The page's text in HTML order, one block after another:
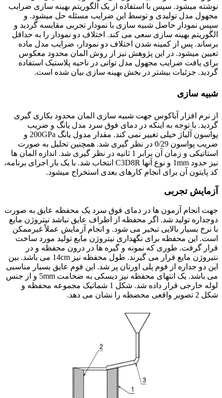
نوشته میشود. سپس با استفاده از یک الگوریتم بهینه سازی ضرایب
مجهول مدل تولیدی و توسط این ضرایب مسئله حل میشود. و
سپس نمودار حاصل شبیه سازی با نمودار تجربی مقایسه گردید و
الگوریتم بهینه سازی سعی می کند. اختلاف دو نمودار را به حداقل
برساند. پس از کمینه شدن اختلاف دو نمودار، ضرایب مدل ماده
تعیین میشود. در این پژوهش نیز از روش المان محدود معکوس
برای یافت ضرایب مجهول مدل توانی در ناحیه پلاستیک استفاده
گردید. جزئیات بیشتر در بخش بهینه سازی بیان شده است.
شبیه سازی
از نرم افزار آباکوس جهت شبیه سازی المان محدود بکاری گیری
گردید. با توجه به اینکه در دمای فوق سرد مدل یانگ و ضریب
پواسون آلیاژ خیلی تغییر نمی کند. مقدار مدول یانگ 200GPa و
ضریب پواسون 0/29 در نظر گیری شد. همچنین تحلیل به صورت
استاتیکی و زمان آن برابر 1 ثانیه در نظر گیری شد. اندازه المان ها
نیز حدود 1mm و نوع آنها C3D8R انتخاب شد. با یک بار اجرای برنامه،
کد پایتون آن برای انجام کارهای بعدی استخراج میشود.
آزمایش تجربی
جهت انجام آزمون ها در دمای فوق سرد یک محفظه عایق به صورت
دوجداره تولید شد. اگر محفظه از اطراف عایق نباشد نیتروژن مایع
با نرخ بسیار بالایی تبخیر می شود. و انجام آزمایش عملاً غیرممکن
است. این محفظه برای نگهداری نیتروژن مایع تولید مورد ساخت
قرار گرفت. طوری که نمونه و گیره ها در درون محفظه و در
نتیروژن مایع قرار می گیرند. طول محفظه نیز 14cm می باشد. بین
این دو جداره از فوم پلی اورتان پر شد. این فوم عایق بسیار مناسبی
می باشد. یک انتهای محفظه نیز دیسکی به ضخامت 5mm و از جنس
لوله خارجی قرار داده شد. شکل 1 شماتیک مجموعه محفظه و
شکل 2 تصویر واقعی محضظه را نشان می دهد.